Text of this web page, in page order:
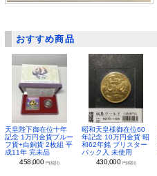
おすすめ商品
天皇陛下御在位十年
記念 1万円金貨プルー
フ貨+白銅貨 2枚組 平
成11年 完未品
458,000 円(税別)
昭和天皇様御在位60
年記念 10万円金貨 昭
和62年銘 ブリスター
パック入 未使用
430,000 円(税別)